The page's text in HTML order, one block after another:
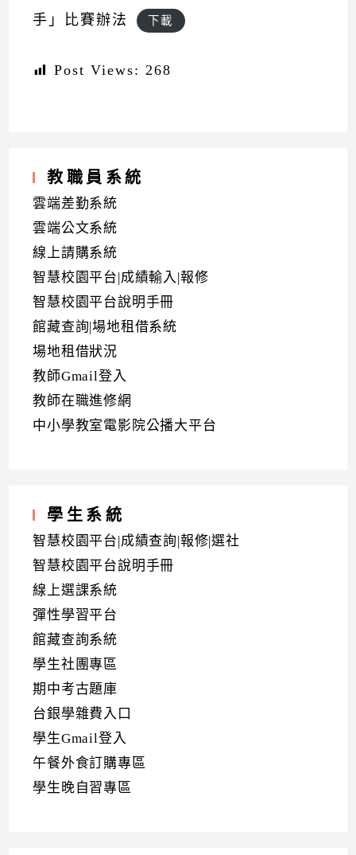
手」比賽辦法
下載
Post Views: 268
教職員系統
雲端差勤系統
雲端公文系統
線上請購系統
智慧校園平台|成績輸入|報修
智慧校園平台說明手冊
館藏查詢|場地租借系統
場地租借狀況
教師Gmail登入
教師在職進修網
中小學教室電影院公播大平台
學生系統
智慧校園平台|成績查詢|報修|選社
智慧校園平台說明手冊
線上選課系統
彈性學習平台
館藏查詢系統
學生社團專區
期中考古題庫
台銀學雜費入口
學生Gmail登入
午餐外食訂購專區
學生晚自習專區